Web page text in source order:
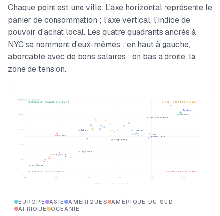
Chaque point est une ville. L'axe horizontal représente le
panier de consommation ; l'axe vertical, l'indice de
pouvoir d'achat local. Les quatre quadrants ancrés à
NYC se nomment d'eux-mêmes : en haut à gauche,
abordable avec de bons salaires ; en bas à droite, la
zone de tension.
0
40
80
120
160
200
20 40 60 80 100 120
ABORDABLE · SALAIRES ÉLEVÉS CHÈRE · SALAIRES ÉLEVÉS
ABORDABLE · BAS SALAIRES CHÈRE · BAS SALAIRES
NYC
Zurich
Genève
New York
San Francisco
Singapour
Londres
Hong Kong
Lisbonne
Tokyo
Le Cap
São Paulo
Le Caire
POUVOIR D'ACHAT
INDICE DU COÛT DE LA VIE
EUROPE ASIE AMÉRIQUES AMÉRIQUE DU SUD
AFRIQUE
OCÉANIE